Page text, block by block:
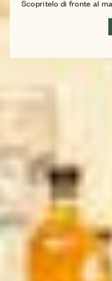
Scopritelo di fronte al